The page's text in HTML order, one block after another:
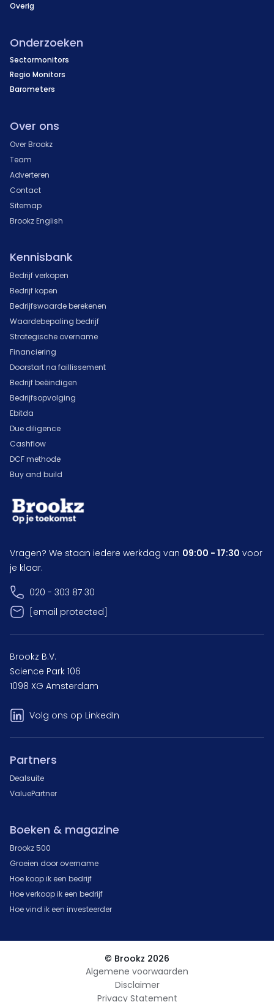
Overig
Onderzoeken
Sectormonitors
Regio Monitors
Barometers
Over ons
Over Brookz
Team
Adverteren
Contact
Sitemap
Brookz English
Kennisbank
Bedrijf verkopen
Bedrijf kopen
Bedrijfswaarde berekenen
Waardebepaling bedrijf
Strategische overname
Financiering
Doorstart na faillissement
Bedrijf beëindigen
Bedrijfsopvolging
Ebitda
Due diligence
Cashflow
DCF methode
Buy and build
Vragen? We staan iedere werkdag van 09:00 - 17:30 voor
je klaar.
020 - 303 87 30
[email protected]
Brookz B.V.
Science Park 106
1098 XG Amsterdam
Volg ons op LinkedIn
Partners
Dealsuite
ValuePartner
Boeken & magazine
Brookz 500
Groeien door overname
Hoe koop ik een bedrijf
Hoe verkoop ik een bedrijf
Hoe vind ik een investeerder
© Brookz 2026
Algemene voorwaarden
Disclaimer
Privacy Statement